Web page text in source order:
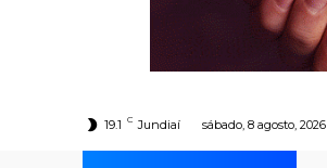
19.1 C Jundiaí sábado, 8 agosto, 2026